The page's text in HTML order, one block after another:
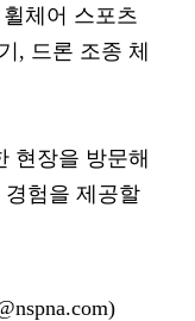
체어 스포츠
, 드론 조종 체
현장을 방문해
험을 제공할